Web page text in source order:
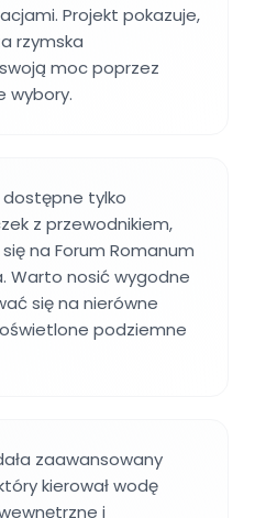
Projekt pokazuje,
rzymska
moc poprzez
wybory.
dostępne tylko
z przewodnikiem,
na Forum Romanum
Warto nosić wygodne
się na nierówne
podziemne
zaawansowany
kierował wodę
i